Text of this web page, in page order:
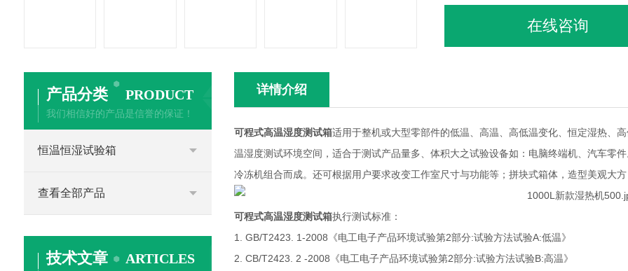
在线咨询
详情介绍
可程式高温湿度测试箱适用于整机或大型零部件的低温、高温、高低温变化、恒定湿热、
温湿度测试环境空间，适合于测试产品量多、体积大之试验设备如：电脑终端机、汽车零
冷冻机组合而成。还可根据用户要求改变工作室尺寸与功能等；拼块式箱体，造型美观大
可程式高温湿度测试箱执行测试标准：
1. GB/T2423. 1-2008《电工电子产品环境试验第2部分:试验方法试验A:低温》
2. CB/T2423. 2 -2008《电工电子产品环境试验第2部分:试验方法试验B:高温》
产品分类 PRODUCT
我们相信好的产品是信誉的保证！
恒温恒湿试验箱
查看全部产品
技术文章 ARTICLES